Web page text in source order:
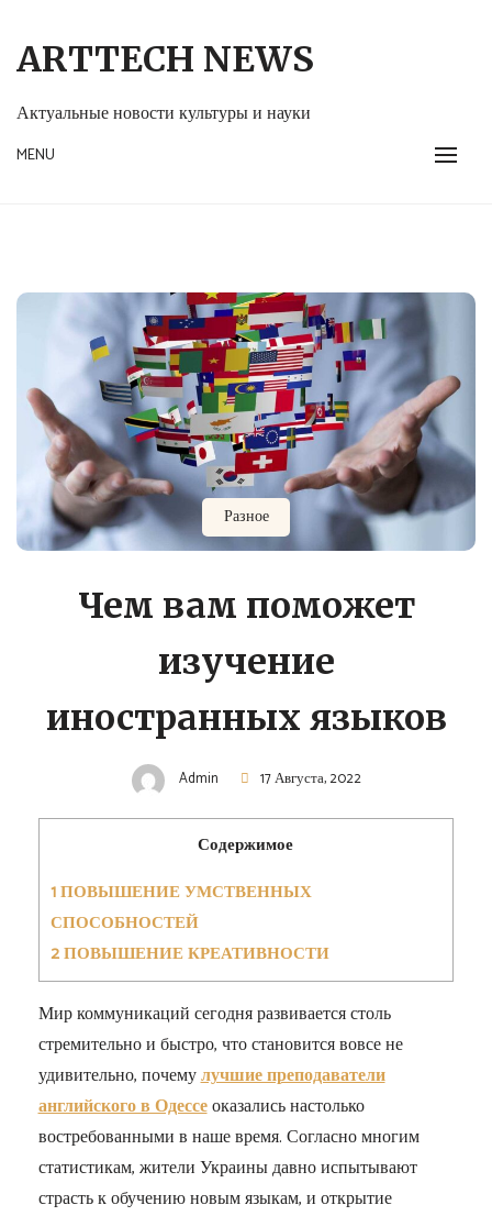
content
ARTTECH NEWS
Актуальные новости культуры и науки
MENU
Разное
Чем вам поможет
изучение
иностранных языков
Admin 17 Августа, 2022
Содержимое
1ПОВЫШЕНИЕ УМСТВЕННЫХ
СПОСОБНОСТЕЙ
2ПОВЫШЕНИЕ КРЕАТИВНОСТИ
Мир коммуникаций сегодня развивается столь
стремительно и быстро, что становится вовсе не
удивительно, почемулучшие преподаватели
английского в Одессеоказались настолько
востребованными в наше время. Согласно многим
статистикам, жители Украины давно испытывают
страсть к обучению новым языкам, и открытие